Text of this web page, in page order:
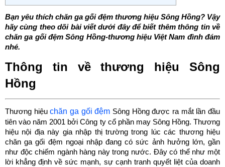
Bạn yêu thích chăn ga gối đệm thương hiệu Sông Hồng? Vậy
hãy cùng theo dõi bài viết dưới đây để biết thêm thông tin về
chăn ga gối đệm Sông Hồng-thương hiệu Việt Nam đình đám
nhé.
Thông tin về thương hiệu Sông
Hồng
Thương hiệu chăn ga gối đệm Sông Hồng được ra mắt lần đầu
tiên vào năm 2001 bởi Công ty cổ phần may Sông Hồng. Thương
hiệu nội địa này gia nhập thị trường trong lúc các thương hiệu
chăn ga gối đệm ngoại nhập đang có sức ảnh hưởng lớn, gần
như độc chiếm ngành hàng này trong nước. Đây có thể như một
lời khẳng định về sức mạnh, sự cạnh tranh quyết liệt của doanh